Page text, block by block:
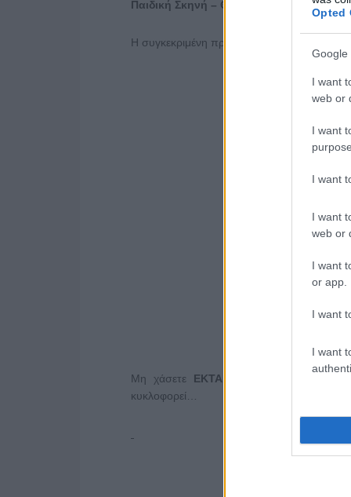
Opted
Google
I want
web or
I want
I want
I want
web or
I want
or app.
I want
I want
Παιδική Σκηνή – Θέατρο Ανεσις
Η συγκεκριμένη προσφορά ισχύει και για
Μη χάσετε ΕΚΤΑΚΤΩΣ
κυκλοφορεί…